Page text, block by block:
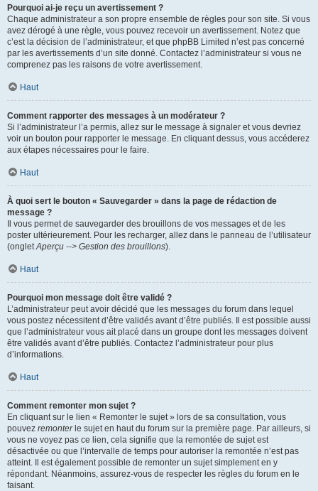
Pourquoi ai-je reçu un avertissement ?
Chaque administrateur a son propre ensemble de règles pour son site. Si vous
avez dérogé à une règle, vous pouvez recevoir un avertissement. Notez que
c’est la décision de l’administrateur, et que phpBB Limited n’est pas concerné
par les avertissements d’un site donné. Contactez l’administrateur si vous ne
comprenez pas les raisons de votre avertissement.
Haut
Comment rapporter des messages à un modérateur ?
Si l’administrateur l’a permis, allez sur le message à signaler et vous devriez
voir un bouton pour rapporter le message. En cliquant dessus, vous accéderez
aux étapes nécessaires pour le faire.
Haut
À quoi sert le bouton « Sauvegarder » dans la page de rédaction de
message ?
Il vous permet de sauvegarder des brouillons de vos messages et de les
poster ultérieurement. Pour les recharger, allez dans le panneau de l’utilisateur
(ongletAperçu --> Gestion des brouillons).
Haut
Pourquoi mon message doit être validé ?
L’administrateur peut avoir décidé que les messages du forum dans lequel
vous postez nécessitent d’être validés avant d’être publiés. Il est possible aussi
que l’administrateur vous ait placé dans un groupe dont les messages doivent
être validés avant d’être publiés. Contactez l’administrateur pour plus
d’informations.
Haut
Comment remonter mon sujet ?
En cliquant sur le lien « Remonter le sujet » lors de sa consultation, vous
pouvez remonterle sujet en haut du forum sur la première page. Par ailleurs, si
vous ne voyez pas ce lien, cela signifie que la remontée de sujet est
désactivée ou que l’intervalle de temps pour autoriser la remontée n’est pas
atteint. Il est également possible de remonter un sujet simplement en y
répondant. Néanmoins, assurez-vous de respecter les règles du forum en le
faisant.